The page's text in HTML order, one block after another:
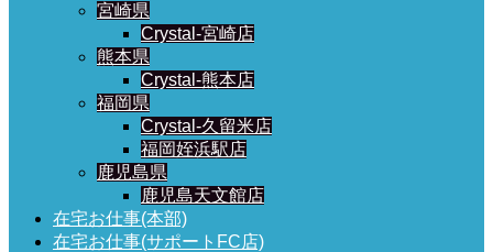
宮崎県
Crystal-宮崎店
熊本県
Crystal-熊本店
福岡県
Crystal-久留米店
福岡姪浜駅店
鹿児島県
鹿児島天文館店
在宅お仕事(本部)
在宅お仕事(サポートFC店)